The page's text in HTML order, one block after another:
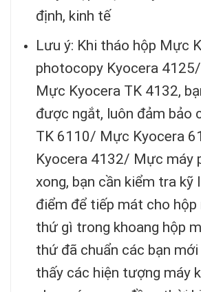
định, kinh tế
Lưu ý: Khi tháo hộp Mực
photocopy Kyocera
Mực Kyocera TK 4132,
được ngắt, luôn đảm bảo
TK 6110/ Mực Kyocera
Kyocera 4132/ Mực máy
xong, bạn cần kiểm tra
điểm để tiếp mát cho
thứ gì trong khoang hộp
thứ đã chuẩn các bạn
thấy các hiện tượng máy